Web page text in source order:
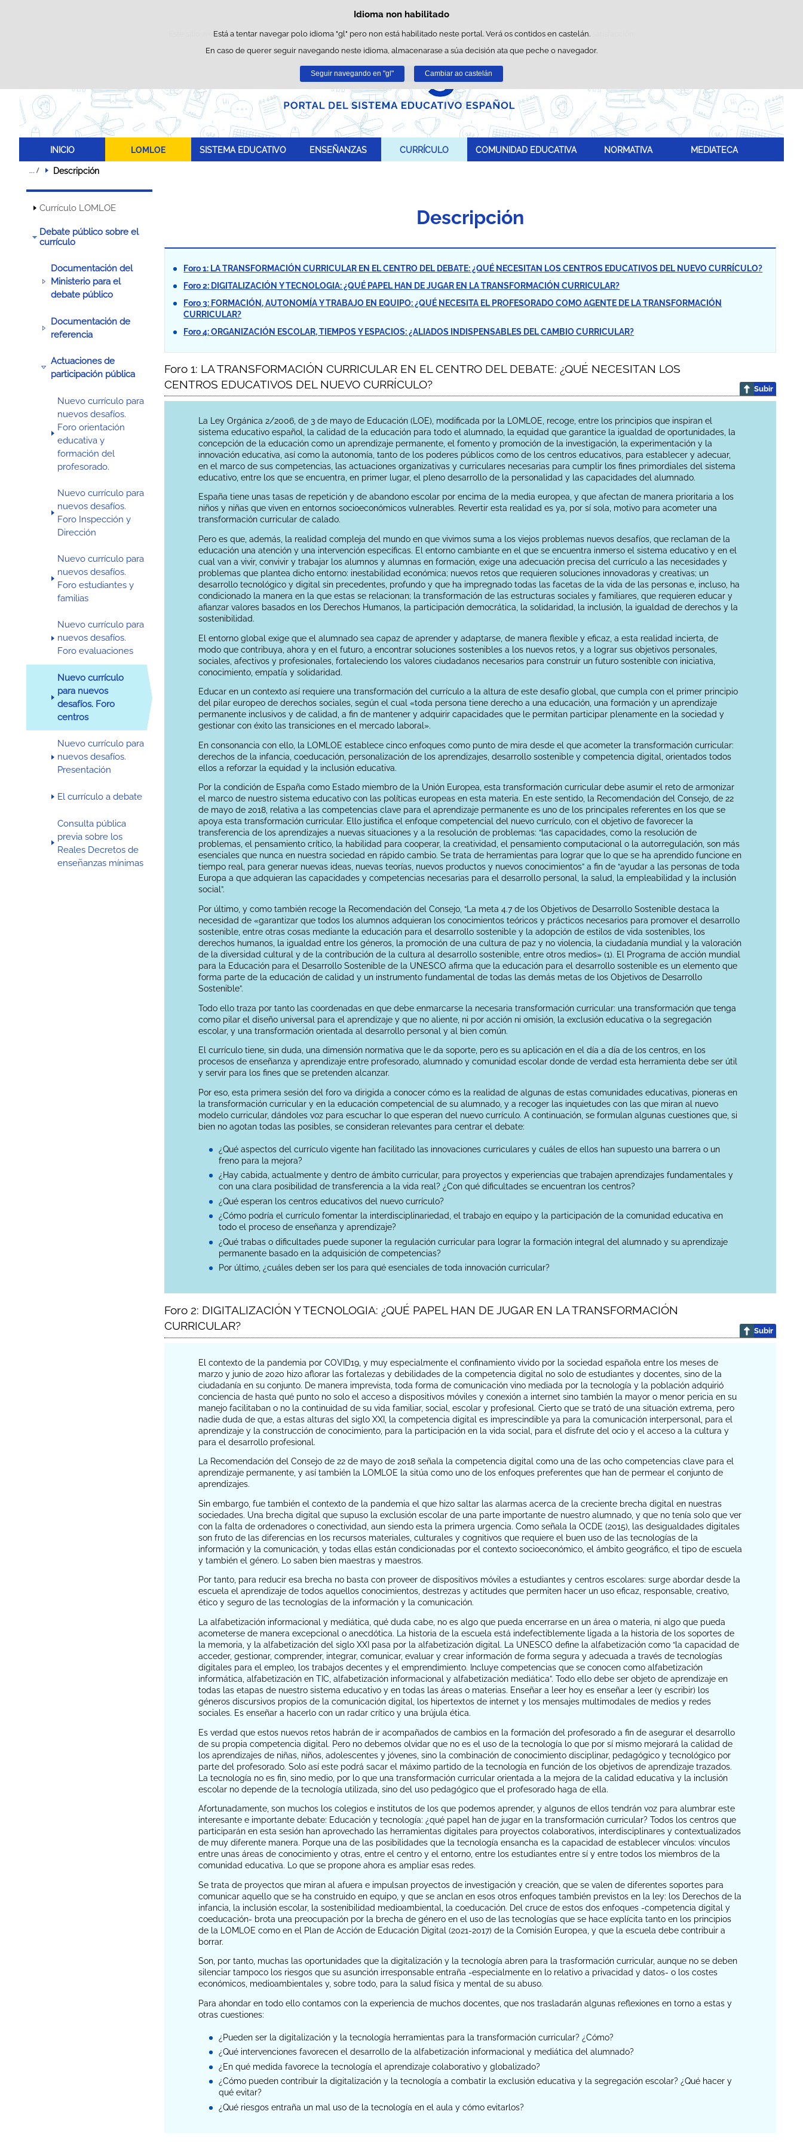
Política de cookies
Este sitio web utiliza cookies propias para facilitar a navegación e cookies de terceiros para obter estatísticas de uso e satisfacción.
Pode obter máis información no apartado "Cookies" do nosoaviso legal.
Aceptar Rexeitar
Idioma non habilitado
Está a tentar navegar polo idioma "gl" pero non está habilitado neste portal. Verá os contidos en castelán.
En caso de querer seguir navegando neste idioma, almacenarase a súa decisión ata que peche o navegador.
Seguir navegando en "gl" Cambiar ao castelán
Saltar ao contido
INICIO LOMLOE SISTEMA EDUCATIVO ENSEÑANZAS CURRÍCULO COMUNIDAD EDUCATIVA NORMATIVA MEDIATECA
Descripción
Currículo LOMLOE
Debate público sobre el
currículo
Documentación del
Ministerio para el
debate público
Documentación de
referencia
Actuaciones de
participación pública
Nuevo currículo para
nuevos desafíos.
Foro orientación
educativa y
formación del
profesorado.
Nuevo currículo para
nuevos desafíos.
Foro Inspección y
Dirección
Nuevo currículo para
nuevos desafíos.
Foro estudiantes y
familias
Nuevo currículo para
nuevos desafíos.
Foro evaluaciones
Nuevo currículo
para nuevos
desafíos. Foro
centros
Nuevo currículo para
nuevos desafíos.
Presentación
El currículo a debate
Consulta pública
previa sobre los
Reales Decretos de
enseñanzas mínimas
Descripción
Foro 1: LA TRANSFORMACIÓN CURRICULAR EN EL CENTRO DEL DEBATE: ¿QUÉ NECESITAN LOS CENTROS EDUCATIVOS DEL NUEVO CURRÍCULO?
Foro 2: DIGITALIZACIÓN Y TECNOLOGIA: ¿QUÉ PAPEL HAN DE JUGAR EN LA TRANSFORMACIÓN CURRICULAR?
Foro 3: FORMACIÓN, AUTONOMÍA Y TRABAJO EN EQUIPO: ¿QUÉ NECESITA EL PROFESORADO COMO AGENTE DE LA TRANSFORMACIÓN
CURRICULAR?
Foro 4: ORGANIZACIÓN ESCOLAR, TIEMPOS Y ESPACIOS: ¿ALIADOS INDISPENSABLES DEL CAMBIO CURRICULAR?
Foro 1: LA TRANSFORMACIÓN CURRICULAR EN EL CENTRO DEL DEBATE: ¿QUÉ NECESITAN LOS
CENTROS EDUCATIVOS DEL NUEVO CURRÍCULO?
Subir
La Ley Orgánica 2/2006, de 3 de mayo de Educación (LOE), modificada por la LOMLOE, recoge, entre los principios que inspiran el
sistema educativo español, la calidad de la educación para todo el alumnado, la equidad que garantice la igualdad de oportunidades, la
concepción de la educación como un aprendizaje permanente, el fomento y promoción de la investigación, la experimentación y la
innovación educativa, así como la autonomía, tanto de los poderes públicos como de los centros educativos, para establecer y adecuar,
en el marco de sus competencias, las actuaciones organizativas y curriculares necesarias para cumplir los fines primordiales del sistema
educativo, entre los que se encuentra, en primer lugar, el pleno desarrollo de la personalidad y las capacidades del alumnado.
España tiene unas tasas de repetición y de abandono escolar por encima de la media europea, y que afectan de manera prioritaria a los
niños y niñas que viven en entornos socioeconómicos vulnerables. Revertir esta realidad es ya, por sí sola, motivo para acometer una
transformación curricular de calado.
Pero es que, además, la realidad compleja del mundo en que vivimos suma a los viejos problemas nuevos desafíos, que reclaman de la
educación una atención y una intervención específicas. El entorno cambiante en el que se encuentra inmerso el sistema educativo y en el
cual van a vivir, convivir y trabajar los alumnos y alumnas en formación, exige una adecuación precisa del currículo a las necesidades y
problemas que plantea dicho entorno: inestabilidad económica; nuevos retos que requieren soluciones innovadoras y creativas; un
desarrollo tecnológico y digital sin precedentes, profundo y que ha impregnado todas las facetas de la vida de las personas e, incluso, ha
condicionado la manera en la que estas se relacionan; la transformación de las estructuras sociales y familiares, que requieren educar y
afianzar valores basados en los Derechos Humanos, la participación democrática, la solidaridad, la inclusión, la igualdad de derechos y la
sostenibilidad.
El entorno global exige que el alumnado sea capaz de aprender y adaptarse, de manera flexible y eficaz, a esta realidad incierta, de
modo que contribuya, ahora y en el futuro, a encontrar soluciones sostenibles a los nuevos retos, y a lograr sus objetivos personales,
sociales, afectivos y profesionales, fortaleciendo los valores ciudadanos necesarios para construir un futuro sostenible con iniciativa,
conocimiento, empatía y solidaridad.
Educar en un contexto así requiere una transformación del currículo a la altura de este desafío global, que cumpla con el primer principio
del pilar europeo de derechos sociales, según el cual «toda persona tiene derecho a una educación, una formación y un aprendizaje
permanente inclusivos y de calidad, a fin de mantener y adquirir capacidades que le permitan participar plenamente en la sociedad y
gestionar con éxito las transiciones en el mercado laboral».
En consonancia con ello, la LOMLOE establece cinco enfoques como punto de mira desde el que acometer la transformación curricular:
derechos de la infancia, coeducación, personalización de los aprendizajes, desarrollo sostenible y competencia digital, orientados todos
ellos a reforzar la equidad y la inclusión educativa.
Por la condición de España como Estado miembro de la Unión Europea, esta transformación curricular debe asumir el reto de armonizar
el marco de nuestro sistema educativo con las políticas europeas en esta materia. En este sentido, la Recomendación del Consejo, de 22
de mayo de 2018, relativa a las competencias clave para el aprendizaje permanente es uno de los principales referentes en los que se
apoya esta transformación curricular. Ello justifica el enfoque competencial del nuevo currículo, con el objetivo de favorecer la
transferencia de los aprendizajes a nuevas situaciones y a la resolución de problemas: “las capacidades, como la resolución de
problemas, el pensamiento crítico, la habilidad para cooperar, la creatividad, el pensamiento computacional o la autorregulación, son más
esenciales que nunca en nuestra sociedad en rápido cambio. Se trata de herramientas para lograr que lo que se ha aprendido funcione en
tiempo real, para generar nuevas ideas, nuevas teorías, nuevos productos y nuevos conocimientos” a fin de “ayudar a las personas de toda
Europa a que adquieran las capacidades y competencias necesarias para el desarrollo personal, la salud, la empleabilidad y la inclusión
social”.
Por último, y como también recoge la Recomendación del Consejo, “La meta 4.7 de los Objetivos de Desarrollo Sostenible destaca la
necesidad de «garantizar que todos los alumnos adquieran los conocimientos teóricos y prácticos necesarios para promover el desarrollo
sostenible, entre otras cosas mediante la educación para el desarrollo sostenible y la adopción de estilos de vida sostenibles, los
derechos humanos, la igualdad entre los géneros, la promoción de una cultura de paz y no violencia, la ciudadanía mundial y la valoración
de la diversidad cultural y de la contribución de la cultura al desarrollo sostenible, entre otros medios» (1). El Programa de acción mundial
para la Educación para el Desarrollo Sostenible de la UNESCO afirma que la educación para el desarrollo sostenible es un elemento que
forma parte de la educación de calidad y un instrumento fundamental de todas las demás metas de los Objetivos de Desarrollo
Sostenible”.
Todo ello traza por tanto las coordenadas en que debe enmarcarse la necesaria transformación curricular: una transformación que tenga
como pilar el diseño universal para el aprendizaje y que no aliente, ni por acción ni omisión, la exclusión educativa o la segregación
escolar, y una transformación orientada al desarrollo personal y al bien común.
El currículo tiene, sin duda, una dimensión normativa que le da soporte, pero es su aplicación en el día a día de los centros, en los
procesos de enseñanza y aprendizaje entre profesorado, alumnado y comunidad escolar donde de verdad esta herramienta debe ser útil
y servir para los fines que se pretenden alcanzar.
Por eso, esta primera sesión del foro va dirigida a conocer cómo es la realidad de algunas de estas comunidades educativas, pioneras en
la transformación curricular y en la educación competencial de su alumnado, y a recoger las inquietudes con las que miran al nuevo
modelo curricular, dándoles voz para escuchar lo que esperan del nuevo currículo. A continuación, se formulan algunas cuestiones que, si
bien no agotan todas las posibles, se consideran relevantes para centrar el debate:
¿Qué aspectos del currículo vigente han facilitado las innovaciones curriculares y cuáles de ellos han supuesto una barrera o un
freno para la mejora?
¿Hay cabida, actualmente y dentro de ámbito curricular, para proyectos y experiencias que trabajen aprendizajes fundamentales y
con una clara posibilidad de transferencia a la vida real? ¿Con qué dificultades se encuentran los centros?
¿Qué esperan los centros educativos del nuevo currículo?
¿Cómo podría el currículo fomentar la interdisciplinariedad, el trabajo en equipo y la participación de la comunidad educativa en
todo el proceso de enseñanza y aprendizaje?
¿Qué trabas o dificultades puede suponer la regulación curricular para lograr la formación integral del alumnado y su aprendizaje
permanente basado en la adquisición de competencias?
Por último, ¿cuáles deben ser los para qué esenciales de toda innovación curricular?
Foro 2: DIGITALIZACIÓN Y TECNOLOGIA: ¿QUÉ PAPEL HAN DE JUGAR EN LA TRANSFORMACIÓN
CURRICULAR?
Subir
El contexto de la pandemia por COVID19, y muy especialmente el confinamiento vivido por la sociedad española entre los meses de
marzo y junio de 2020 hizo aflorar las fortalezas y debilidades de la competencia digital no solo de estudiantes y docentes, sino de la
ciudadanía en su conjunto. De manera imprevista, toda forma de comunicación vino mediada por la tecnología y la población adquirió
conciencia de hasta qué punto no solo el acceso a dispositivos móviles y conexión a internet sino también la mayor o menor pericia en su
manejo facilitaban o no la continuidad de su vida familiar, social, escolar y profesional. Cierto que se trató de una situación extrema, pero
nadie duda de que, a estas alturas del siglo XXI, la competencia digital es imprescindible ya para la comunicación interpersonal, para el
aprendizaje y la construcción de conocimiento, para la participación en la vida social, para el disfrute del ocio y el acceso a la cultura y
para el desarrollo profesional.
La Recomendación del Consejo de 22 de mayo de 2018 señala la competencia digital como una de las ocho competencias clave para el
aprendizaje permanente, y así también la LOMLOE la sitúa como uno de los enfoques preferentes que han de permear el conjunto de
aprendizajes.
Sin embargo, fue también el contexto de la pandemia el que hizo saltar las alarmas acerca de la creciente brecha digital en nuestras
sociedades. Una brecha digital que supuso la exclusión escolar de una parte importante de nuestro alumnado, y que no tenía solo que ver
con la falta de ordenadores o conectividad, aun siendo esta la primera urgencia. Como señala la OCDE (2015), las desigualdades digitales
son fruto de las diferencias en los recursos materiales, culturales y cognitivos que requiere el buen uso de las tecnologías de la
información y la comunicación, y todas ellas están condicionadas por el contexto socioeconómico, el ámbito geográfico, el tipo de escuela
y también el género. Lo saben bien maestras y maestros.
Por tanto, para reducir esa brecha no basta con proveer de dispositivos móviles a estudiantes y centros escolares: surge abordar desde la
escuela el aprendizaje de todos aquellos conocimientos, destrezas y actitudes que permiten hacer un uso eficaz, responsable, creativo,
ético y seguro de las tecnologías de la información y la comunicación.
La alfabetización informacional y mediática, qué duda cabe, no es algo que pueda encerrarse en un área o materia, ni algo que pueda
acometerse de manera excepcional o anecdótica. La historia de la escuela está indefectiblemente ligada a la historia de los soportes de
la memoria, y la alfabetización del siglo XXI pasa por la alfabetización digital. La UNESCO define la alfabetización como “la capacidad de
acceder, gestionar, comprender, integrar, comunicar, evaluar y crear información de forma segura y adecuada a través de tecnologías
digitales para el empleo, los trabajos decentes y el emprendimiento. Incluye competencias que se conocen como alfabetización
informática, alfabetización en TIC, alfabetización informacional y alfabetización mediática”. Todo ello debe ser objeto de aprendizaje en
todas las etapas de nuestro sistema educativo y en todas las áreas o materias. Enseñar a leer hoy es enseñar a leer (y escribir) los
géneros discursivos propios de la comunicación digital, los hipertextos de internet y los mensajes multimodales de medios y redes
sociales. Es enseñar a hacerlo con un radar crítico y una brújula ética.
Es verdad que estos nuevos retos habrán de ir acompañados de cambios en la formación del profesorado a fin de asegurar el desarrollo
de su propia competencia digital. Pero no debemos olvidar que no es el uso de la tecnología lo que por sí mismo mejorará la calidad de
los aprendizajes de niñas, niños, adolescentes y jóvenes, sino la combinación de conocimiento disciplinar, pedagógico y tecnológico por
parte del profesorado. Solo así este podrá sacar el máximo partido de la tecnología en función de los objetivos de aprendizaje trazados.
La tecnología no es fin, sino medio, por lo que una transformación curricular orientada a la mejora de la calidad educativa y la inclusión
escolar no depende de la tecnología utilizada, sino del uso pedagógico que el profesorado haga de ella.
Afortunadamente, son muchos los colegios e institutos de los que podemos aprender, y algunos de ellos tendrán voz para alumbrar este
interesante e importante debate: Educación y tecnología: ¿qué papel han de jugar en la transformación curricular? Todos los centros que
participarán en esta sesión han aprovechado las herramientas digitales para proyectos colaborativos, interdisciplinares y contextualizados
de muy diferente manera. Porque una de las posibilidades que la tecnología ensancha es la capacidad de establecer vínculos: vínculos
entre unas áreas de conocimiento y otras, entre el centro y el entorno, entre los estudiantes entre sí y entre todos los miembros de la
comunidad educativa. Lo que se propone ahora es ampliar esas redes.
Se trata de proyectos que miran al afuera e impulsan proyectos de investigación y creación, que se valen de diferentes soportes para
comunicar aquello que se ha construido en equipo, y que se anclan en esos otros enfoques también previstos en la ley: los Derechos de la
infancia, la inclusión escolar, la sostenibilidad medioambiental, la coeducación. Del cruce de estos dos enfoques -competencia digital y
coeducación- brota una preocupación por la brecha de género en el uso de las tecnologías que se hace explícita tanto en los principios
de la LOMLOE como en el Plan de Acción de Educación Digital (2021-2017) de la Comisión Europea, y que la escuela debe contribuir a
borrar.
Son, por tanto, muchas las oportunidades que la digitalización y la tecnología abren para la trasformación curricular, aunque no se deben
silenciar tampoco los riesgos que su asunción irresponsable entraña -especialmente en lo relativo a privacidad y datos- o los costes
económicos, medioambientales y, sobre todo, para la salud física y mental de su abuso.
Para ahondar en todo ello contamos con la experiencia de muchos docentes, que nos trasladarán algunas reflexiones en torno a estas y
otras cuestiones:
¿Pueden ser la digitalización y la tecnología herramientas para la transformación curricular? ¿Cómo?
¿Qué intervenciones favorecen el desarrollo de la alfabetización informacional y mediática del alumnado?
¿En qué medida favorece la tecnología el aprendizaje colaborativo y globalizado?
¿Cómo pueden contribuir la digitalización y la tecnología a combatir la exclusión educativa y la segregación escolar? ¿Qué hacer y
qué evitar?
¿Qué riesgos entraña un mal uso de la tecnología en el aula y cómo evitarlos?